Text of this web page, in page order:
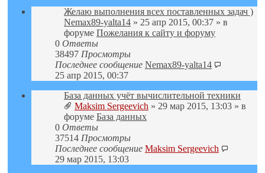
Желаю выполнения всех поставленных задач )
Nemax89-yalta14 » 25 апр 2015, 00:37 » в
форуме Пожелания к сайту и форуму
0 Ответы
38497 Просмотры
Последнее сообщение Nemax89-yalta14
25 апр 2015, 00:37
База данных учёт вычислительной техники
Maksim Sergeevich » 29 мар 2015, 13:03 » в
форуме База данных
0 Ответы
37514 Просмотры
Последнее сообщение Maksim Sergeevich
29 мар 2015, 13:03